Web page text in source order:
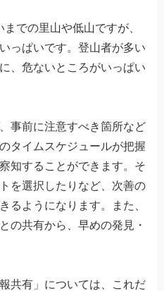
での里山や低山ですが、
っぱいです。登山者が多い
、危ないところがいっぱい
事前に注意すべき箇所など
タイムスケジュールが把握
知することができます。そ
を選択したりなど、次善の
るようになります。また、
の共有から、早めの発見・
共有」については、これだ